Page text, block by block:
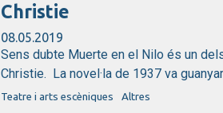
Christie
08.05.2019
Sens dubte Muerte en el Nilo és un
Christie. La novel·la de 1937 va guanyar
Teatre i arts escèniques Altres